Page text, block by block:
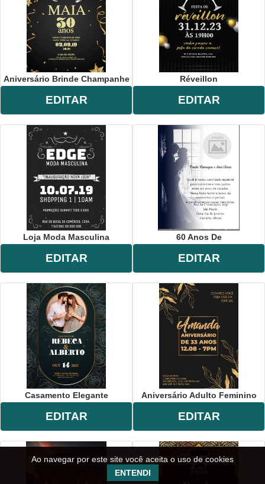
Aniversário Brinde Champanhe
EDITAR
Réveillon
EDITAR
Loja Moda Masculina
EDITAR
60 Anos De
EDITAR
Casamento Elegante
EDITAR
Aniversário Adulto Feminino
EDITAR
Ao navegar por este site você aceita o uso de cookies
ENTENDI